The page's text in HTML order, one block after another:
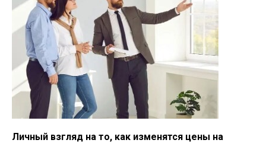
Личный взгляд на то, как изменятся цены на